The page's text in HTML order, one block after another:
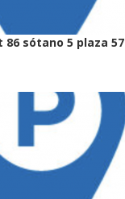
sótano 5 plaza 57